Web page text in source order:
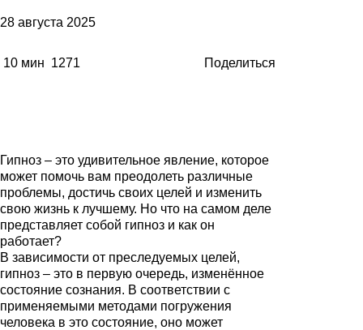
28 августа 2025
10 мин 1271 Поделиться
Гипноз – это удивительное явление, которое
может помочь вам преодолеть различные
проблемы, достичь своих целей и изменить
свою жизнь к лучшему. Но что на самом деле
представляет собой гипноз и как он
работает?
В зависимости от преследуемых целей,
гипноз – это в первую очередь, изменённое
состояние сознания. В соответствии с
применяемыми методами погружения
человека в это состояние, оно может